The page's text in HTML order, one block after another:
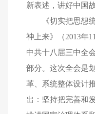
新表述，讲好中国
《切实把思想
神上来》（2013年
中共十八届三中全
部分。这次全会是
革、系统整体设计
出：坚持把完善和